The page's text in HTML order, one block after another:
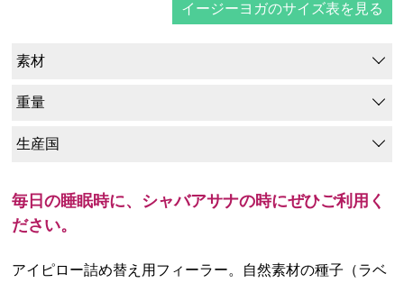
イージーヨガのサイズ表を見る
素材
重量
生産国
毎日の睡眠時に、シャバアサナの時にぜひご利用く
ださい。
アイピロー詰め替え用フィーラー。自然素材の種子（ラベ